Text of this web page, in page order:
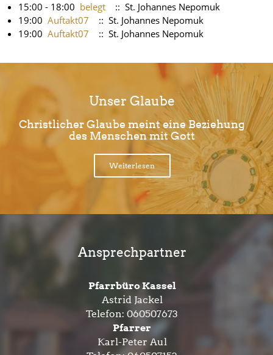
15:00 - 18:00 belegt
:: St. Johannes Nepomuk
19:00 Auftakt07
:: St. Johannes Nepomuk
19:00 Auftakt07 :: St. Johannes Nepomuk
Unser Glaube
Christlicher Glaube meint eine Beziehung
des Menschen mit Gott
Weiterlesen
Ansprechpartner
Pfarrbüro Kassel
Astrid Jackel
Telefon: 060507673
Pfarrer
Karl-Peter Aul